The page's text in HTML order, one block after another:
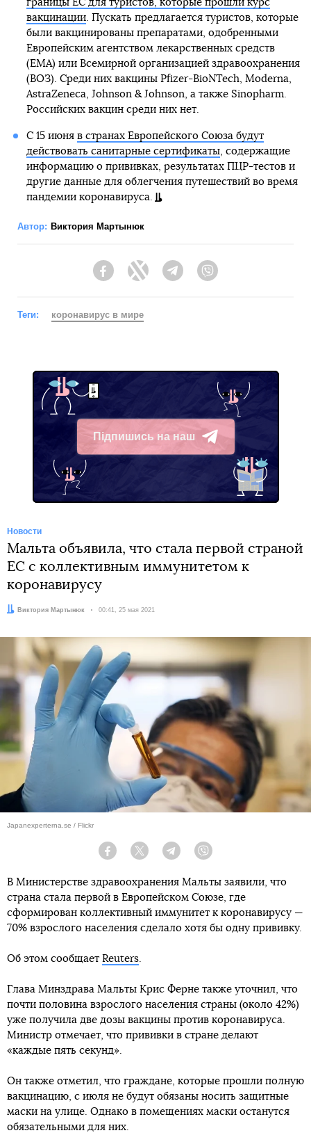
границы ЕС для туристов, которые прошли курс
вакцинации. Пускать предлагается туристов, которые
были вакцинированы препаратами, одобренными
Европейским агентством лекарственных средств
(EMA) или Всемирной организацией здравоохранения
(ВОЗ). Среди них вакцины Pfizer-BioNTech, Moderna,
AstraZeneca, Johnson & Johnson, а также Sinopharm.
Российских вакцин среди них нет.
С 15 июня в странах Европейского Союза будут
действовать санитарные сертификаты, содержащие
информацию о прививках, результатах ПЦР-тестов и
другие данные для облегчения путешествий во время
пандемии коронавируса.
Автор: Виктория Мартынюк
FacebookTwitter Telegram
Теги: коронавирус в мире
Підпишись на наш
Telegram
Новости
Мальта объявила, что стала первой страной
ЕС с коллективным иммунитетом к
коронавирусу
Автор:Виктория Мартынюк Дата:
00:41, 25 мая 2021
Japanexperterna.se / Flickr
Facebook Twitter Telegram
В Министерстве здравоохранения Мальты заявили, что
страна стала первой в Европейском Союзе, где
сформирован коллективный иммунитет к коронавирусу —
70% взрослого населения сделало хотя бы одну прививку.
Об этом сообщает Reuters
Глава Минздрава Мальты Крис Ферне также уточнил, что
почти половина взрослого населения страны (около 42%)
уже получила две дозы вакцины против коронавируса.
Министр отмечает, что прививки в стране делают
«каждые пять секунд».
Он также отметил, что граждане, которые прошли полную
вакцинацию, с июля не будут обязаны носить защитные
маски на улице. Однако в помещениях маски останутся
обязательными для них.